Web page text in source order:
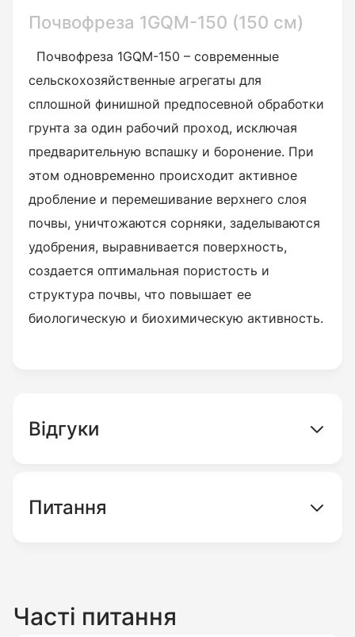
Почвофреза 1GQM-150 (150 см)
Почвофреза 1GQM-150 – современные
сельскохозяйственные агрегаты для
сплошной финишной предпосевной обработки
грунта за один рабочий проход, исключая
предварительную вспашку и боронение. При
этом одновременно происходит активное
дробление и перемешивание верхнего слоя
почвы, уничтожаются сорняки, заделываются
удобрения, выравнивается поверхность,
создается оптимальная пористость и
структура почвы, что повышает ее
биологическую и биохимическую активность.
Відгуки
Питання
Часті питання